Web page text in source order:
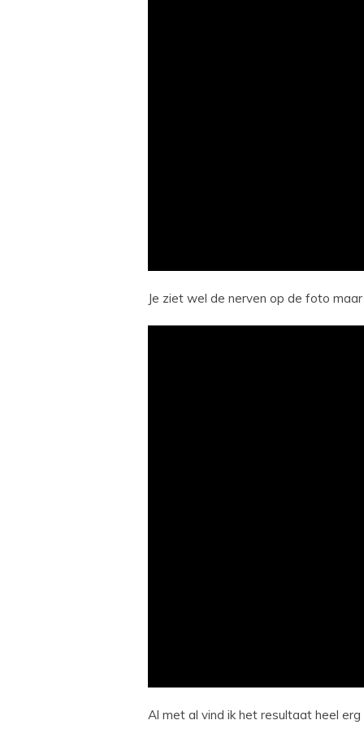
Je ziet wel de nerven op de foto
Al met al vind ik het resultaat heel